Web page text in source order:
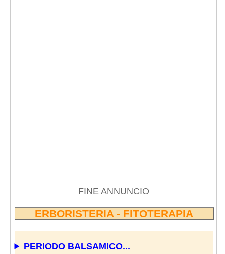
FINE ANNUNCIO
ERBORISTERIA - FITOTERAPIA
PERIODO BALSAMICO...